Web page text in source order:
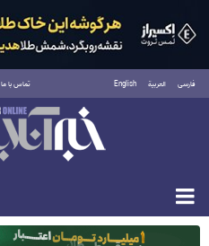
فارسی العربية English تماس با ما
یکشنبه ۱۸ مرداد ۱۴۰۵